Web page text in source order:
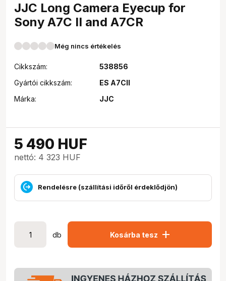
JJC Long Camera Eyecup for
Sony A7C II and A7CR
Még nincs értékelés
Cikkszám:
538856
Gyártói cikkszám:
ES A7CII
Márka:
JJC
5 490 HUF
nettó: 4 323 HUF
Rendelésre (szállítási időről érdeklődjön)
db Kosárba tesz add